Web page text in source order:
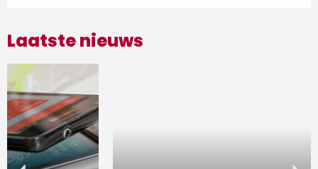
Laatste nieuws